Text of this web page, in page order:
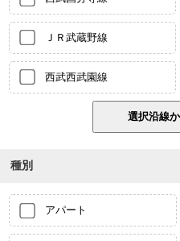
ＪＲ武蔵野線
西武西武園線
種別
アパート